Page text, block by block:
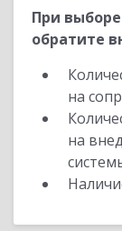
При
обратите
на
на